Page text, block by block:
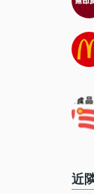
近